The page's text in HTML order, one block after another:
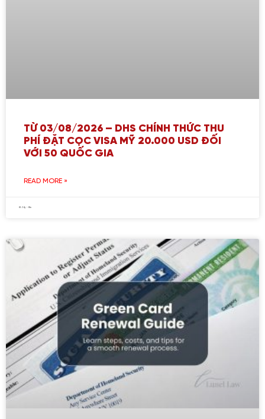
TỪ 03/08/2026 – DHS CHÍNH THỨC THU
PHÍ ĐẶT CỌC VISA MỸ 20.000 USD ĐỐI
VỚI 50 QUỐC GIA
READ MORE »